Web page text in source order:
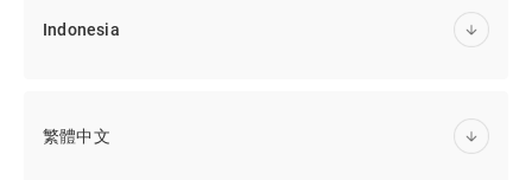
Indonesia
繁體中文